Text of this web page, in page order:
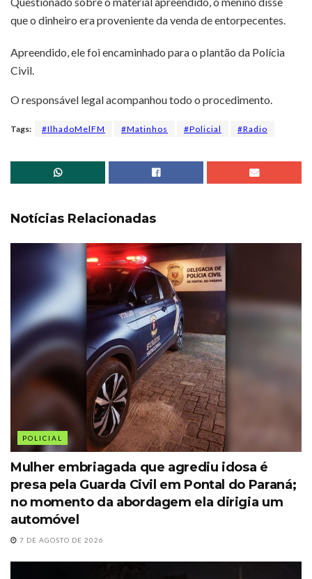
que o dinheiro era proveniente da venda de entorpecentes.
Apreendido, ele foi encaminhado para o plantão da Polícia
Civil.
O responsável legal acompanhou todo o procedimento.
Tags: #IlhadoMelFM #Matinhos #Policial #Radio
Notícias Relacionadas
POLICIAL
Mulher embriagada que agrediu idosa é
presa pela Guarda Civil em Pontal do Paraná;
no momento da abordagem ela dirigia um
automóvel
7 DE AGOSTO DE 2026